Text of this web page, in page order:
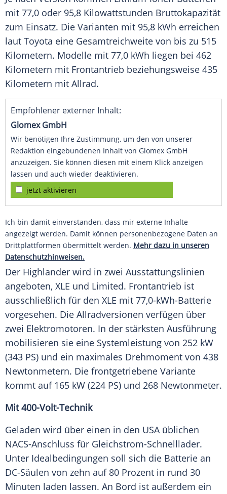
mit 77,0 oder 95,8 Kilowattstunden Bruttokapazität
zum Einsatz. Die Varianten mit 95,8 kWh erreichen
laut Toyota eine Gesamtreichweite von bis zu 515
Kilometern. Modelle mit 77,0 kWh liegen bei 462
Kilometern mit Frontantrieb beziehungsweise 435
Kilometern mit Allrad.
Empfohlener externer Inhalt:
Glomex GmbH
Wir benötigen Ihre Zustimmung, um den von unserer
Redaktion eingebundenen Inhalt von Glomex GmbH
anzuzeigen. Sie können diesen mit einem Klick anzeigen
lassen und auch wieder deaktivieren.
jetzt aktivieren
Ich bin damit einverstanden, dass mir externe Inhalte
angezeigt werden. Damit können personenbezogene Daten an
Drittplattformen übermittelt werden. Mehr dazu in unseren
Datenschutzhinweisen.
Der Highlander wird in zwei Ausstattungslinien
angeboten, XLE und Limited. Frontantrieb ist
ausschließlich für den XLE mit 77,0-kWh-Batterie
vorgesehen. Die Allradversionen verfügen über
zwei Elektromotoren. In der stärksten Ausführung
mobilisieren sie eine Systemleistung von 252 kW
(343 PS) und ein maximales Drehmoment von 438
Newtonmetern. Die frontgetriebene Variante
kommt auf 165 kW (224 PS) und 268 Newtonmeter.
Mit 400-Volt-Technik
Geladen wird über einen in den USA üblichen
NACS-Anschluss für Gleichstrom-Schnelllader.
Unter Idealbedingungen soll sich die Batterie an
DC-Säulen von zehn auf 80 Prozent in rund 30
Minuten laden lassen. An Bord ist außerdem ein